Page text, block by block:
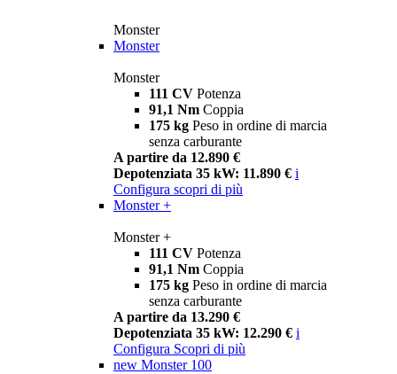
Monster
Monster
Monster
111 CV Potenza
91,1 Nm Coppia
175 kg Peso in ordine di marcia
senza carburante
A partire da 12.890 €
Depotenziata 35 kW: 11.890 € i
Configura scopri di più
Monster +
Monster +
111 CV Potenza
91,1 Nm Coppia
175 kg Peso in ordine di marcia
senza carburante
A partire da 13.290 €
Depotenziata 35 kW: 12.290 € i
Configura Scopri di più
new Monster 100